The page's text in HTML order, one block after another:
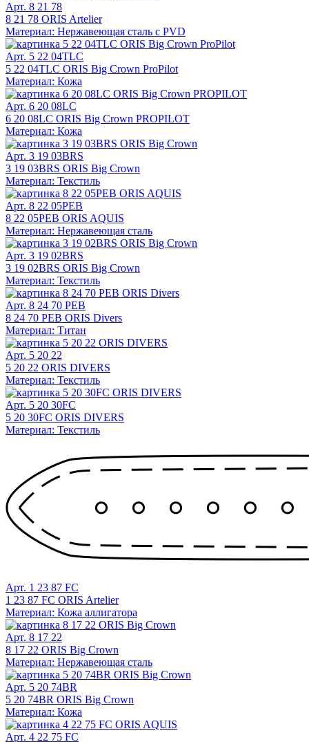
Арт. 8 21 78
8 21 78 ORIS Artelier
Материал: Нержавеющая сталь с PVD
Арт. 5 22 04TLC
5 22 04TLC ORIS Big Crown ProPilot
Материал: Кожа
Арт. 6 20 08LC
6 20 08LC ORIS Big Crown PROPILOT
Материал: Кожа
Арт. 3 19 03BRS
3 19 03BRS ORIS Big Crown
Материал: Текстиль
Арт. 8 22 05PEB
8 22 05PEB ORIS AQUIS
Материал: Нержавеющая сталь
Арт. 3 19 02BRS
3 19 02BRS ORIS Big Crown
Материал: Текстиль
Арт. 8 24 70 PEB
8 24 70 PEB ORIS Divers
Материал: Титан
Арт. 5 20 22
5 20 22 ORIS DIVERS
Материал: Текстиль
Арт. 5 20 30FC
5 20 30FC ORIS DIVERS
Материал: Текстиль
Арт. 1 23 87 FC
1 23 87 FC ORIS Artelier
Материал: Кожа аллигатора
Арт. 8 17 22
8 17 22 ORIS Big Crown
Материал: Нержавеющая сталь
Арт. 5 20 74BR
5 20 74BR ORIS Big Crown
Материал: Кожа
Арт. 4 22 75 FC